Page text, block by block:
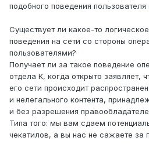
подобного поведения
Существует ли какое-то
поведения на сети со стороны
пользователями?
Получает ли за такое поведение
отдела К, когда открыто заявляет,
его сети происходит
и нелегального контента,
и без разрешения
Типа того: мы вам сдаем
чекатилов, а вы нас не сажаете за